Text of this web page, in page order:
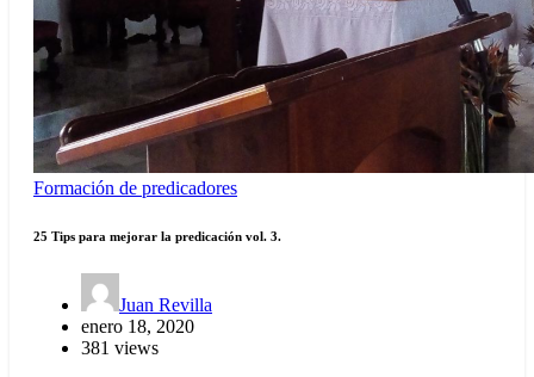
Formación de predicadores
25 Tips para mejorar la predicación vol. 3.
Juan Revilla
enero 18, 2020
381 views